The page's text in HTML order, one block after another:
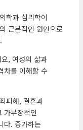
학과 심리학이
근본적인 원인으로
, 여성의 삶과
차를 이해할 수
피해, 결혼과
가부장적인
다. 증가하는